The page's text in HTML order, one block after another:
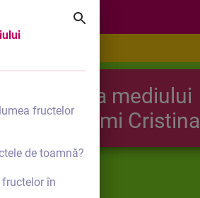
fructelor
de toamnă?
în
mediului
Mimi Cristina